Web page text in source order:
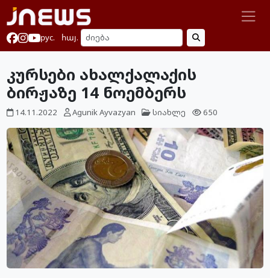
рус. հայ.
კურსები ახალქალაქის
ბირჟაზე 14 ნოემბერს
14.11.2022 Agunik Ayvazyan სიახლე 650